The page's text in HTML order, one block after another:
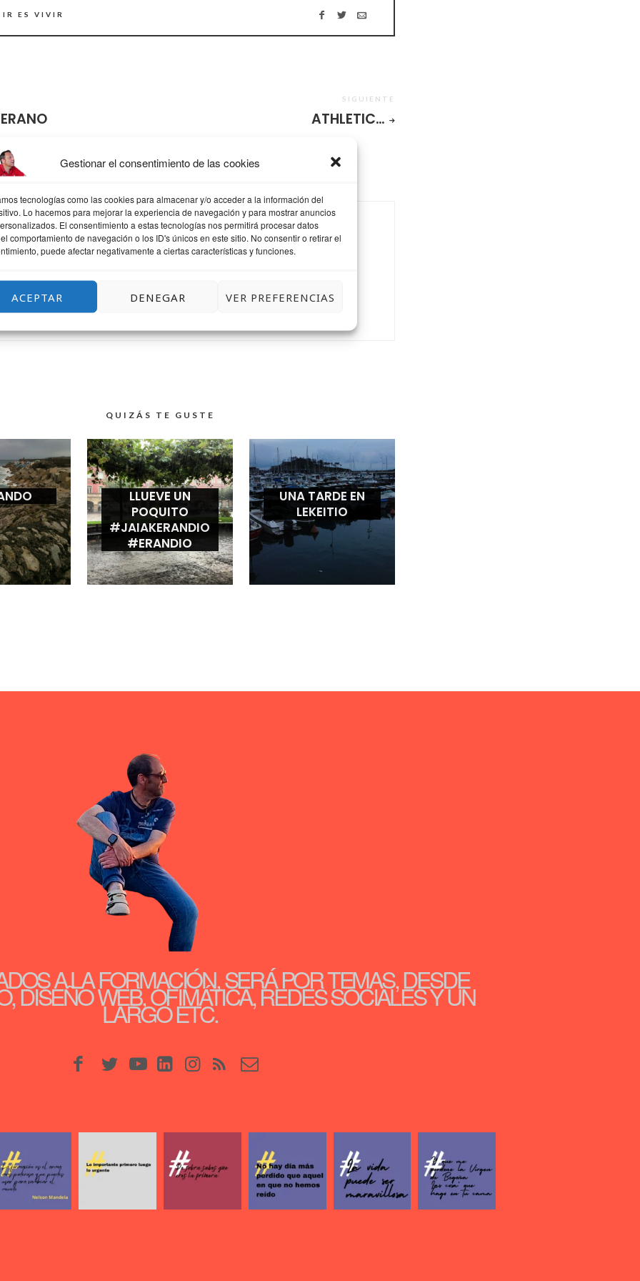
Gestionar el consentimiento de las cookies
tecnologías como las cookies para almacenar y/o acceder a la información del
Lo hacemos para mejorar la experiencia de navegación y para mostrar anuncios
El consentimiento a estas tecnologías nos permitirá procesar datos
comportamiento de navegación o los ID's únicos en este sitio. No consentir o retirar el
puede afectar negativamente a ciertas características y funciones.
ACEPTAR DENEGAR VER PREFERENCIAS
ES VIVIR
SIGUIENTE
ATHLETIC…
Josu Salvador Olazabal
Todoterreno que sabe un poco de todo y mucho de nada, mis niñas,
descubrimiento, social media lo que me gusta community manager, mi
hobbies Athletic, a ratos filósofo, mis cosas aprendiz, fotografía y
psicólogo. frases y citas
QUIZÁS TE GUSTE
LLUEVE UN
POQUITO
#JAIAKERANDIO
#ERANDIO
UNA TARDE EN
LEKEITIO
A LA FORMACIÓN, SERÁ POR TEMAS, DESDE
DISEÑO WEB, OFIMÁTICA, REDES SOCIALES Y UN
LARGO ETC.